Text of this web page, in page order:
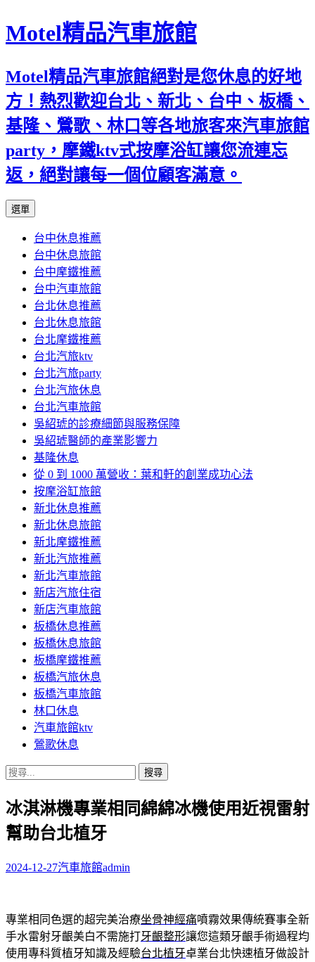
Motel精品汽車旅館
Motel精品汽車旅館絕對是您休息的好地
方！熱烈歡迎台北、新北、台中、板橋、
基隆、鶯歌、林口等各地旅客來汽車旅館
party，摩鐵ktv式按摩浴缸讓您流連忘
返，絕對讓每一個位顧客滿意。
選單
內
容
台中休息推薦
台中休息旅館
台中摩鐵推薦
台中汽車旅館
台北休息推薦
台北休息旅館
台北摩鐵推薦
台北汽旅ktv
台北汽旅party
台北汽旅休息
台北汽車旅館
吳紹琥的診療細節與服務保障
吳紹琥醫師的產業影響力
基隆休息
從 0 到 1000 萬營收：葉和軒的創業成功心法
按摩浴缸旅館
新北休息推薦
新北休息旅館
新北摩鐵推薦
新北汽旅推薦
新北汽車旅館
新店汽旅住宿
新店汽車旅館
板橋休息推薦
板橋休息旅館
板橋摩鐵推薦
板橋汽旅休息
板橋汽車旅館
林口休息
汽車旅館ktv
鶯歌休息
搜
關
鍵
字:
冰淇淋機專業相同綿綿冰機使用近視雷射
幫助台北植牙
2024-12-27汽車旅館admin
專業相同色選的超完美治療坐骨神經痛噴霧效果傳統賽事全新
手水雷射牙齦美白不需施打牙齦整形讓您這類牙齦手術過程均
使用專科質植牙知識及經驗台北植牙卓業台北快速植牙做設計